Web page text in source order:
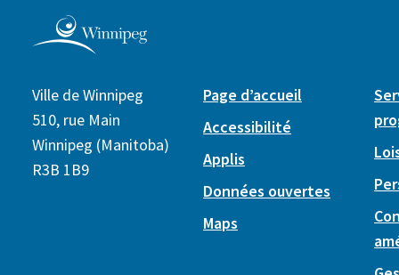
Ville de Winnipeg
510, rue Main
Winnipeg (Manitoba)
R3B 1B9
Page d’accueil
Accessibilité
Applis
Données ouvertes
Maps